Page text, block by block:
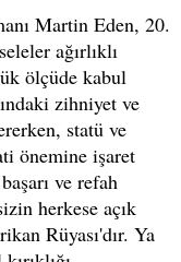
Martin Eden, 20.
ağırlıklı
ölçüde kabul
zihniyet ve
statü ve
önemine işaret
ve refah
herkese açık
Rüyası'dır. Ya